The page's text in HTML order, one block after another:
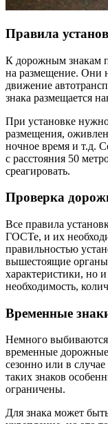
Правила
К дорожным знакам
на размещение. Они
движение
знака размещается
При установке
размещения,
ночное время и т.д.
с расстояния 50
среагировать.
Проверка
Все правила
ГОСТе, и их
правильностью
вышестоящие
характеристики, но
необходимость,
Временные
Немного
временные дорожные
сезонно или в
таких знаков
ограничены.
Для знака может